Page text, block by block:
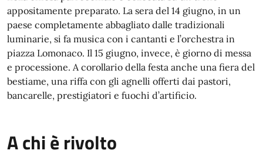
appositamente preparato. La sera del 14 giugno, in un
paese completamente abbagliato dalle tradizionali
luminarie, si fa musica con i cantanti e l’orchestra in
piazza Lomonaco. Il 15 giugno, invece, è giorno di messa
e processione. A corollario della festa anche una fiera del
bestiame, una riffa con gli agnelli offerti dai pastori,
bancarelle, prestigiatori e fuochi d’artificio.
A chi è rivolto